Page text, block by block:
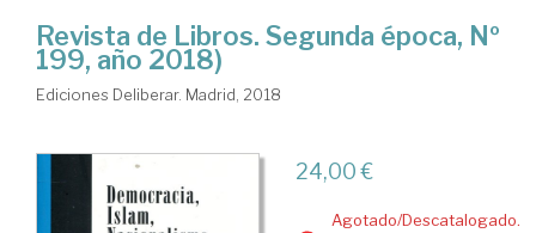
Revista de Libros. Segunda época, Nº
199, año 2018)
Ediciones Deliberar. Madrid, 2018
24,00 €
Agotado/Descatalogado.